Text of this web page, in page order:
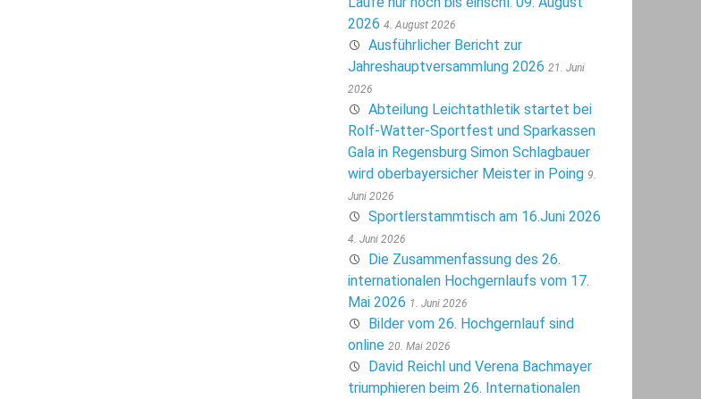
2026 4. August 2026
Ausführlicher Bericht zur
Jahreshauptversammlung 2026 21. Juni
2026
Abteilung Leichtathletik startet bei
Rolf-Watter-Sportfest und Sparkassen
Gala in Regensburg Simon Schlagbauer
wird oberbayersicher Meister in Poing 9.
Juni 2026
Sportlerstammtisch am 16.Juni 2026
4. Juni 2026
Die Zusammenfassung des 26.
internationalen Hochgernlaufs vom 17.
Mai 2026 1. Juni 2026
Bilder vom 26. Hochgernlauf sind
online 20. Mai 2026
David Reichl und Verena Bachmayer
triumphieren beim 26. Internationalen